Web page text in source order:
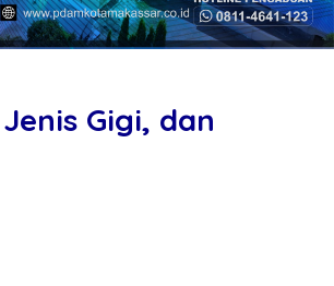
Gigi, dan